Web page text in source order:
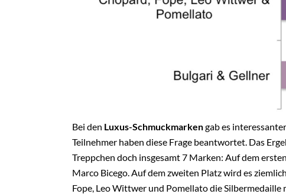
Bei den Luxus-Schmuckmarkengab es
Teilnehmer haben diese Frage beantwortet. Das
Treppchen doch insgesamt 7 Marken: Auf dem
Marco Bicego. Auf dem zweiten Platz wird es
Fope, Leo Wittwer und Pomellato die Silbermedaille